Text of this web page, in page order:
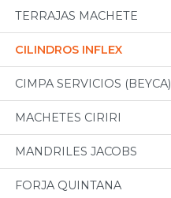
TERRAJAS MACHETE
CILINDROS INFLEX
CIMPA SERVICIOS (BEYCA)
MACHETES CIRIRI
MANDRILES JACOBS
FORJA QUINTANA